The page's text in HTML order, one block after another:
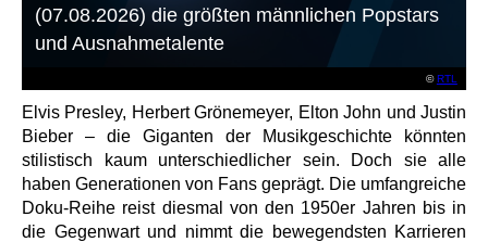
©RTL
(07.08.2026) die größten männlichen Popstars
und Ausnahmetalente
Elvis Presley, Herbert Grönemeyer, Elton John und Justin
Bieber – die Giganten der Musikgeschichte könnten
stilistisch kaum unterschiedlicher sein. Doch sie alle
haben Generationen von Fans geprägt. Die umfangreiche
Doku-Reihe reist diesmal von den 1950er Jahren bis in
die Gegenwart und nimmt die bewegendsten Karrieren